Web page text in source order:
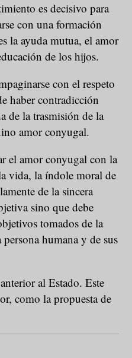
es decisivo para
con una formación
la ayuda mutua, el amor
de los hijos.
con el respeto
haber contradicción
de la trasmisión de la
amor conyugal.
el amor conyugal con la
vida, la índole moral de
de la sincera
sino que debe
tomados de la
humana y de sus
al Estado. Este
como la propuesta de